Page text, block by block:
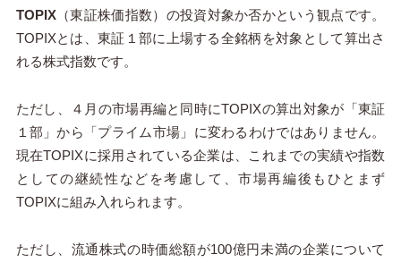
TOPIX（東証株価指数）の投資対象か否かという観点です。
TOPIXとは、東証１部に上場する全銘柄を対象として算出さ
れる株式指数です。
ただし、４月の市場再編と同時にTOPIXの算出対象が「東証
１部」から「プライム市場」に変わるわけではありません。
現在TOPIXに採用されている企業は、これまでの実績や指数
としての継続性などを考慮して、市場再編後もひとまず
TOPIXに組み入れられます。
ただし、流通株式の時価総額が100億円未満の企業について